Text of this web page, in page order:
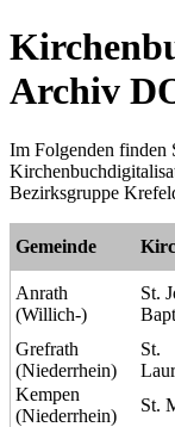
Archiv
Im Folgenden finden
Bezirksgruppe
Gemeinde
Anrath
(Willich-)
St.
Grefrath
(Niederrhein)
St.
Kempen
(Niederrhein)
St.